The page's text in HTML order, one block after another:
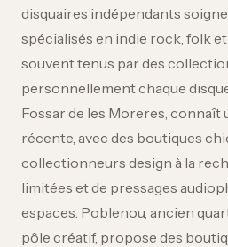
disquaires indépendants
spécialisés en indie rock, folk
souvent tenus par des
personnellement chaque
Fossar de les Moreres, connaît
récente, avec des boutiques
collectionneurs design à la
limitées et de pressages
espaces. Poblenou, ancien
pôle créatif, propose des